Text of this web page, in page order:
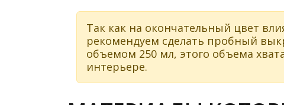
Так как на окончательный цвет
рекомендуем сделать пробный
объемом 250 мл, этого объема
интерьере.